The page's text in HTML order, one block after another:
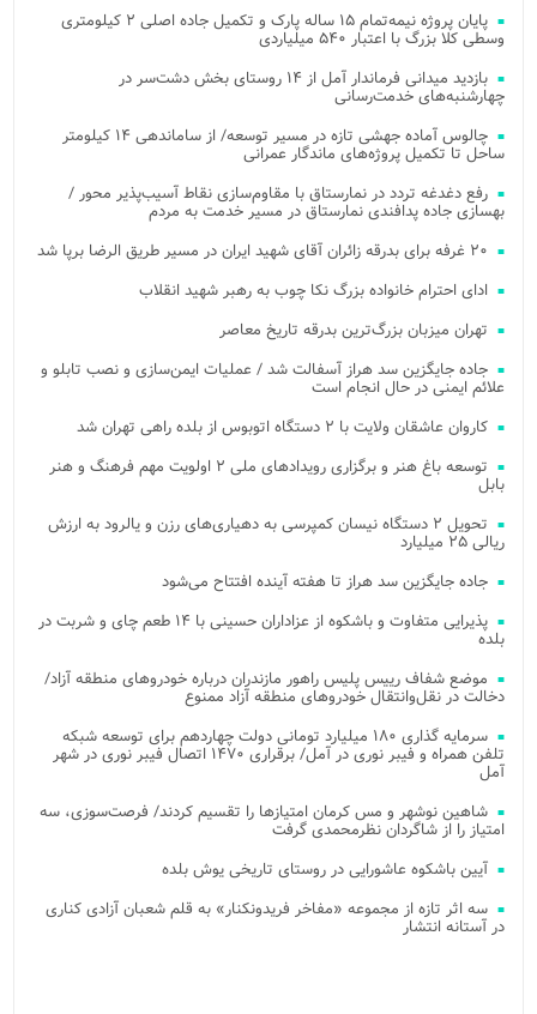
پایان پروژه نیمه‌تمام ۱۵ ساله پارک و تکمیل جاده اصلی ۲ کیلومتری
وسطی کلا بزرگ با اعتبار ۵۴۰ میلیاردی
بازدید میدانی فرماندار آمل از ۱۴ روستای بخش دشت‌سر در
چهارشنبه‌های خدمت‌رسانی
چالوس آماده جهشی تازه در مسیر توسعه/ از ساماندهی ۱۴ کیلومتر
ساحل تا تکمیل پروژه‌های ماندگار عمرانی
رفع دغدغه تردد در نمارستاق با مقاوم‌سازی نقاط آسیب‌پذیر محور /
بهسازی جاده پدافندی نمارستاق در مسیر خدمت به مردم
۲۰ غرفه برای بدرقه زائران آقای شهید ایران در مسیر طریق الرضا برپا شد
ادای احترام خانواده بزرگ نکا چوب به رهبر شهید انقلاب
تهران میزبان بزرگ‌ترین بدرقه تاریخ معاصر
جاده جایگزین سد هراز آسفالت شد / عملیات ایمن‌سازی و نصب تابلو و
علائم ایمنی در حال انجام است
کاروان عاشقان ولایت با ۲ دستگاه اتوبوس از بلده راهی تهران شد
توسعه باغ هنر و برگزاری رویدادهای ملی ۲ اولویت مهم فرهنگ و هنر
بابل
تحویل ۲ دستگاه نیسان کمپرسی به دهیاری‌های رزن و یالرود به ارزش
ریالی ۲۵ میلیارد
جاده جایگزین سد هراز تا هفته آینده افتتاح می‌شود
پذیرایی متفاوت و باشکوه از عزاداران حسینی با ۱۴ طعم چای و شربت در
بلده
موضع شفاف رییس پلیس راهور مازندران درباره خودروهای منطقه آزاد/
دخالت در نقل‌وانتقال خودروهای منطقه آزاد ممنوع
سرمایه گذاری ۱۸۰ میلیارد تومانی دولت چهاردهم برای توسعه شبکه
تلفن همراه و فیبر نوری در آمل/ برقراری ۱۴۷۰ اتصال فیبر نوری در شهر
آمل
شاهین نوشهر و مس کرمان امتیازها را تقسیم کردند/ فرصت‌سوزی، سه
امتیاز را از شاگردان نظرمحمدی گرفت
آیین باشکوه عاشورایی در روستای تاریخی یوش بلده
سه اثر تازه از مجموعه «مفاخر فریدونکنار» به قلم شعبان آزادی کناری
در آستانه انتشار